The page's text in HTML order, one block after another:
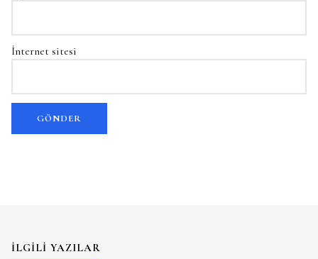
İnternet sitesi
İLGILI YAZILAR